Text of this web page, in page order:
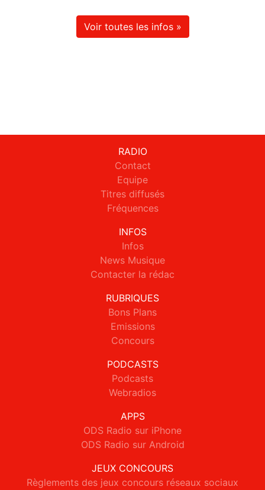
Voir toutes les infos »
RADIO
Contact
Equipe
Titres diffusés
Fréquences
INFOS
Infos
News Musique
Contacter la rédac
RUBRIQUES
Bons Plans
Emissions
Concours
PODCASTS
Podcasts
Webradios
APPS
ODS Radio sur iPhone
ODS Radio sur Android
JEUX CONCOURS
Règlements des jeux concours réseaux sociaux